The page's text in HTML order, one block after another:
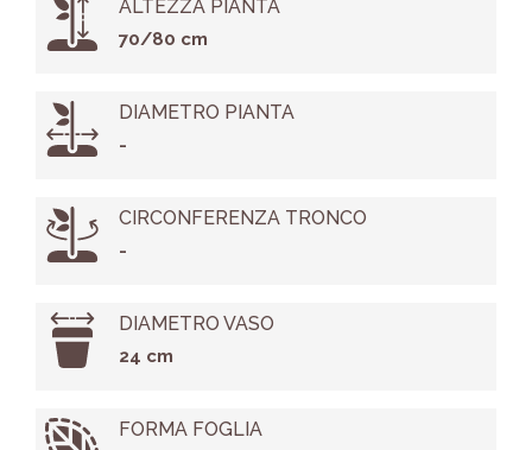
ALTEZZA PIANTA
70/80 cm
DIAMETRO PIANTA
-
CIRCONFERENZA TRONCO
-
DIAMETRO VASO
24 cm
FORMA FOGLIA